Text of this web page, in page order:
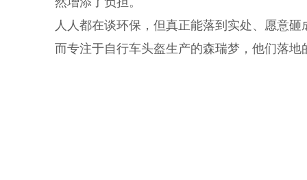
人人都在谈环保，但真正能落到实处、愿意
而专注于自行车头盔生产的森瑞梦，他们落